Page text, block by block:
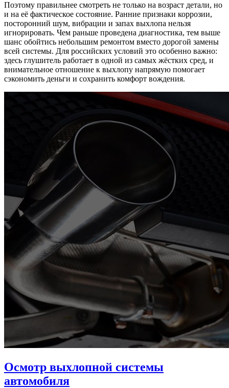
Поэтому правильнее смотреть не только на возраст детали, но
и на её фактическое состояние. Ранние признаки коррозии,
посторонний шум, вибрации и запах выхлопа нельзя
игнорировать. Чем раньше проведена диагностика, тем выше
шанс обойтись небольшим ремонтом вместо дорогой замены
всей системы. Для российских условий это особенно важно:
здесь глушитель работает в одной из самых жёстких сред, и
внимательное отношение к выхлопу напрямую помогает
сэкономить деньги и сохранить комфорт вождения.
Осмотр выхлопной системы
автомобиля